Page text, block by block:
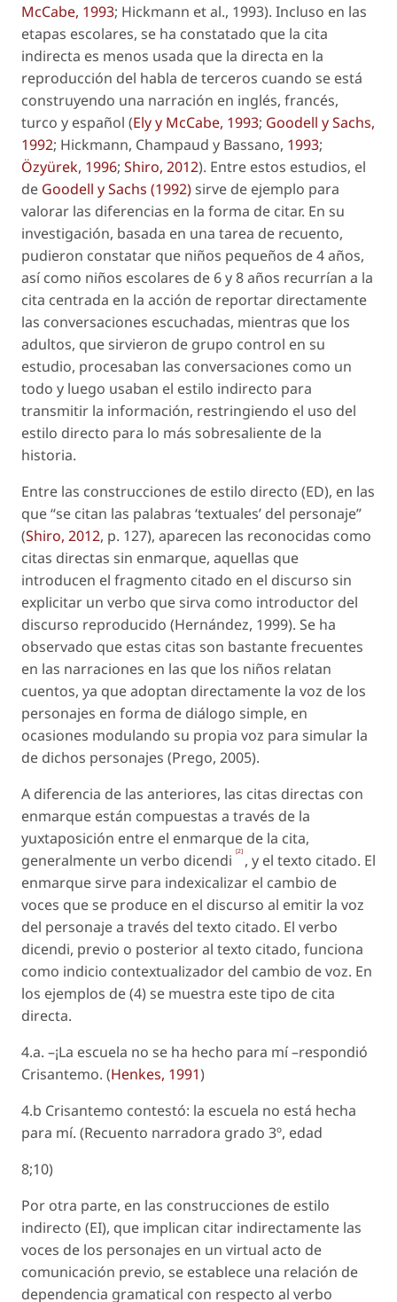
McCabe, 1993; Hickmann et al., 1993). Incluso en las
etapas escolares, se ha constatado que la cita
indirecta es menos usada que la directa en la
reproducción del habla de terceros cuando se está
construyendo una narración en inglés, francés,
turco y español (Ely y McCabe, 1993; Goodell y Sachs,
1992; Hickmann, Champaud y Bassano, 1993;
Özyürek, 1996; Shiro, 2012). Entre estos estudios, el
de Goodell y Sachs (1992)sirve de ejemplo para
valorar las diferencias en la forma de citar. En su
investigación, basada en una tarea de recuento,
pudieron constatar que niños pequeños de 4 años,
así como niños escolares de 6 y 8 años recurrían a la
cita centrada en la acción de reportar directamente
las conversaciones escuchadas, mientras que los
adultos, que sirvieron de grupo control en su
estudio, procesaban las conversaciones como un
todo y luego usaban el estilo indirecto para
transmitir la información, restringiendo el uso del
estilo directo para lo más sobresaliente de la
historia.
Entre las construcciones de estilo directo (ED), en las
que “se citan las palabras ‘textuales’ del personaje”
(Shiro, 2012, p. 127), aparecen las reconocidas como
citas directas sin enmarque, aquellas que
introducen el fragmento citado en el discurso sin
explicitar un verbo que sirva como introductor del
discurso reproducido (Hernández, 1999). Se ha
observado que estas citas son bastante frecuentes
en las narraciones en las que los niños relatan
cuentos, ya que adoptan directamente la voz de los
personajes en forma de diálogo simple, en
ocasiones modulando su propia voz para simular la
de dichos personajes (Prego, 2005).
A diferencia de las anteriores, las citas directas con
enmarque están compuestas a través de la
yuxtaposición entre el enmarque de la cita,
generalmente un verbo dicendi [2] , y el texto citado. El
enmarque sirve para indexicalizar el cambio de
voces que se produce en el discurso al emitir la voz
del personaje a través del texto citado. El verbo
dicendi, previo o posterior al texto citado, funciona
como indicio contextualizador del cambio de voz. En
los ejemplos de (4) se muestra este tipo de cita
directa.
4.a. –¡La escuela no se ha hecho para mí –respondió
Crisantemo. (Henkes, 1991)
4.b Crisantemo contestó: la escuela no está hecha
para mí. (Recuento narradora grado 3º, edad
8;10)
Por otra parte, en las construcciones de estilo
indirecto (EI), que implican citar indirectamente las
voces de los personajes en un virtual acto de
comunicación previo, se establece una relación de
dependencia gramatical con respecto al verbo